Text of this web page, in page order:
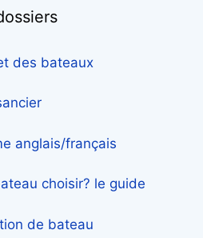
des bateaux
anglais/français
choisir? le guide
de bateau